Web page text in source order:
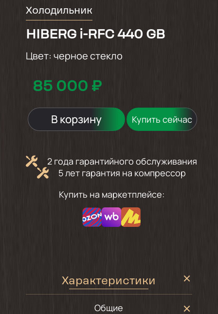
Холодильник
HIBERG i-RFC 440 GB
Цвет: черное стекло
85 000 ₽
В корзину Купить сейчас
2 года гарантийного обслуживания
5 лет гарантия на компрессор
Купить на маркетплейсе:
Характеристики
Общие